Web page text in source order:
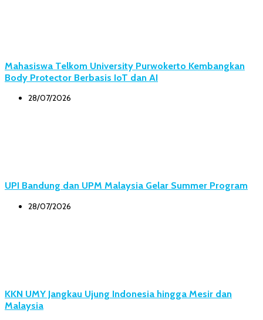
Mahasiswa Telkom University Purwokerto Kembangkan
Body Protector Berbasis IoT dan AI
28/07/2026
UPI Bandung dan UPM Malaysia Gelar Summer Program
28/07/2026
KKN UMY Jangkau Ujung Indonesia hingga Mesir dan
Malaysia